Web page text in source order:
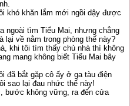
khó khăn lắm mới ngồi dậy được
ngoài tìm Tiểu Mai, nhưng chẳng
lại về nằm trong phòng thế này?
khi tôi tìm thấy chủ nhà thì không
mang không biết Tiểu Mai bây
đã bắt gặp cô ấy ở ga tàu điện
sao lại đau nhức thế này!
bước không vững, ra đến cửa